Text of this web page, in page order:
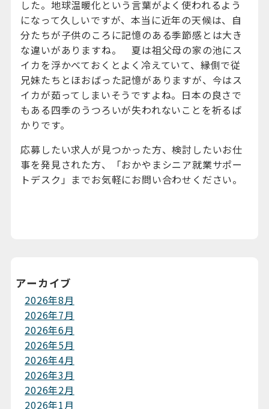
した。地球温暖化という言葉がよく使われるよう
になって久しいですが、本当に近年の天候は、自
分たちが子供のころに記憶のある季節感とは大き
な違いがありますね。 夏は祖父母の家の池にス
イカを浮かべておくとよく冷えていて、縁側で従
兄妹たちとほおばった記憶がありますが、今はス
イカが茹ってしまいそうですよね。日本の良さで
もある四季のうつろいが失われないことを祈るば
かりです。
応募したい求人が見つかった方、検討したいお仕
事を発見された方、「おかやまシニア就業サポー
トデスク」までお気軽にお問い合わせください。
アーカイブ
2026年8月
2026年7月
2026年6月
2026年5月
2026年4月
2026年3月
2026年2月
2026年1月